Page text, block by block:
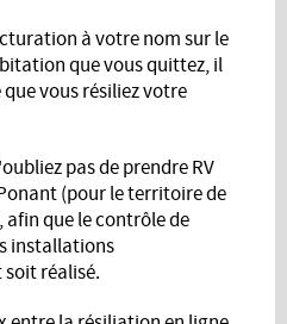
à votre nom sur le
que vous quittez, il
vous résiliez votre
pas de prendre RV
(pour le territoire de
que le contrôle de
installations
réalisé.